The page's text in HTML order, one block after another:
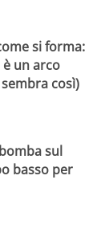
si forma:
è un arco
così)
sul
basso per